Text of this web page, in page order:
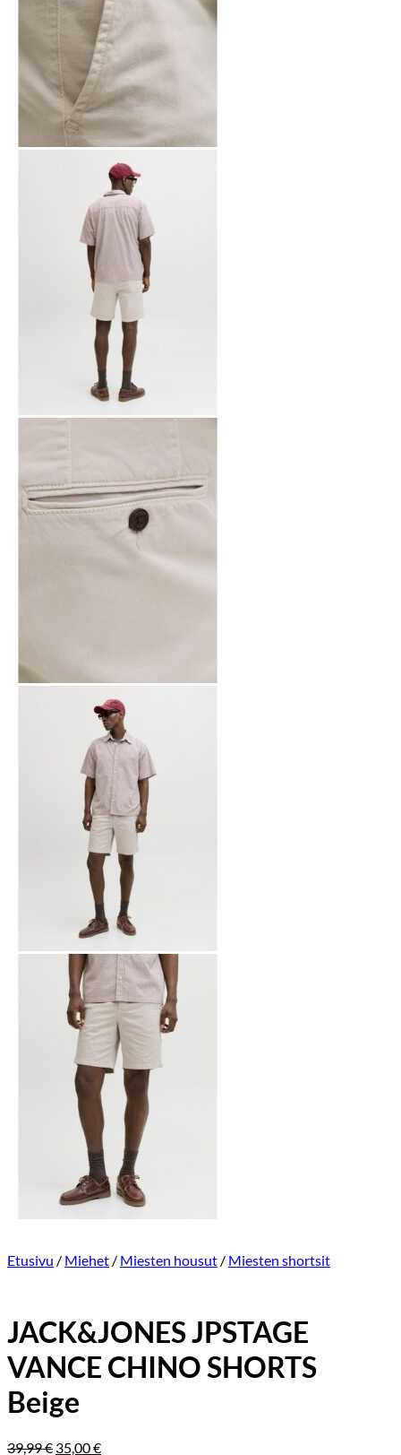
Etusivu / Miehet / Miesten housut / Miesten shortsit
JACK&JONES JPSTAGE
VANCE CHINO SHORTS
Beige
39,99€ Alkuperäinen
35,00€Nykyinen